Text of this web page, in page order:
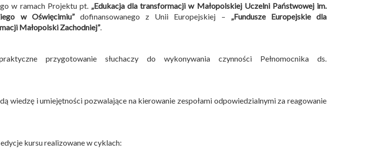
w ramach Projektu pt. „Edukacja dla transformacji w Małopolskiej Uczelni Państwowej im.
w Oświęcimiu”dofinansowanego z Unii Europejskiej – „Fundusze Europejskie dla
Małopolski Zachodniej”.
przygotowanie słuchaczy do wykonywania czynności Pełnomocnika ds.
wiedzę i umiejętności pozwalające na kierowanie zespołami odpowiedzialnymi za reagowanie
kursu realizowane w cyklach: